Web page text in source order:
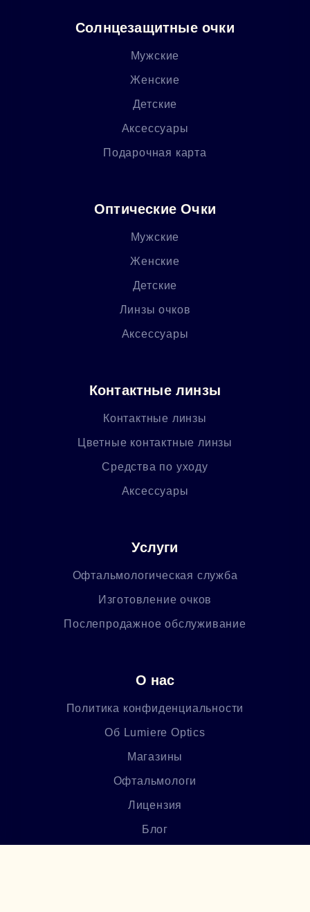
Солнцезащитные очки
Мужские
Женские
Детские
Аксессуары
Подарочная карта
Оптические Очки
Мужские
Женские
Детские
Линзы очков
Аксессуары
Контактные линзы
Контактные линзы
Цветные контактные линзы
Средства по уходу
Аксессуары
Услуги
Офтальмологическая служба
Изготовление очков
Послепродажное обслуживание
О нас
Политика конфиденциальности
Об Lumiere Optics
Магазины
Офтальмологи
Лицензия
Блог